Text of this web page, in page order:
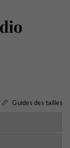
Guides des tailles